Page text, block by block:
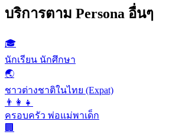
บริการตาม Persona อื่นๆ
🎓
นักเรียน นักศึกษา
🌏
ชาวต่างชาติในไทย (Expat)
👨‍👩‍👧
ครอบครัว พ่อแม่พาเด็ก
🏢